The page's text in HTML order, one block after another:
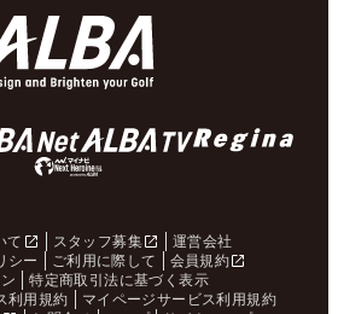
て スタッフ募集
運営会社
シー
ご利用に際して
会員規約
特定商取引法に基づく表示
利用規約
マイページサービス利用規約